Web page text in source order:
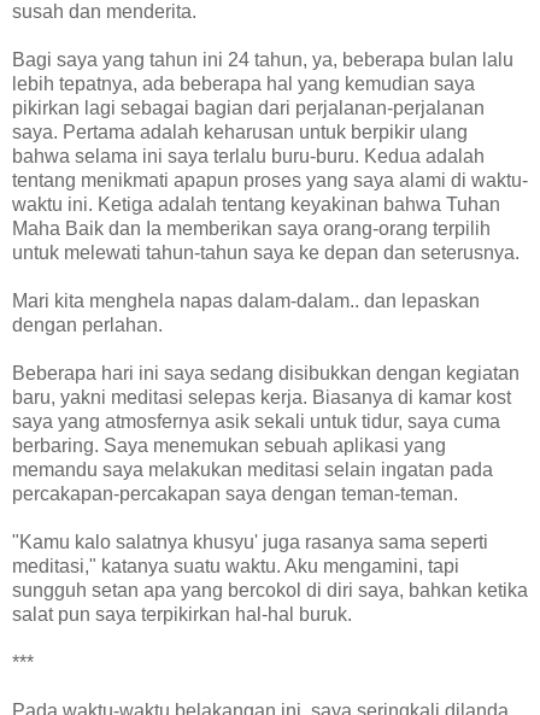
susah dan menderita.
Bagi saya yang tahun ini 24 tahun, ya, beberapa bulan lalu
lebih tepatnya, ada beberapa hal yang kemudian saya
pikirkan lagi sebagai bagian dari perjalanan-perjalanan
saya. Pertama adalah keharusan untuk berpikir ulang
bahwa selama ini saya terlalu buru-buru. Kedua adalah
tentang menikmati apapun proses yang saya alami di waktu-
waktu ini. Ketiga adalah tentang keyakinan bahwa Tuhan
Maha Baik dan Ia memberikan saya orang-orang terpilih
untuk melewati tahun-tahun saya ke depan dan seterusnya.
Mari kita menghela napas dalam-dalam.. dan lepaskan
dengan perlahan.
Beberapa hari ini saya sedang disibukkan dengan kegiatan
baru, yakni meditasi selepas kerja. Biasanya di kamar kost
saya yang atmosfernya asik sekali untuk tidur, saya cuma
berbaring. Saya menemukan sebuah aplikasi yang
memandu saya melakukan meditasi selain ingatan pada
percakapan-percakapan saya dengan teman-teman.
"Kamu kalo salatnya khusyu' juga rasanya sama seperti
meditasi," katanya suatu waktu. Aku mengamini, tapi
sungguh setan apa yang bercokol di diri saya, bahkan ketika
salat pun saya terpikirkan hal-hal buruk.
***
Pada waktu-waktu belakangan ini, saya seringkali dilanda